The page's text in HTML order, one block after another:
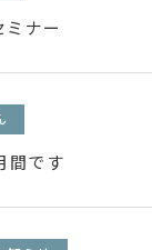
ナー
間です